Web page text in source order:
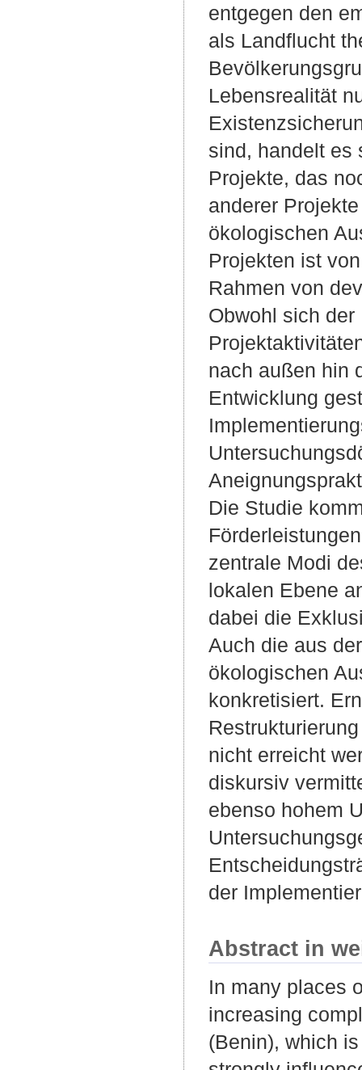
entgegen den
als Landflucht
Lebensrealität
sind, handelt es
Projekte, das
anderer
ökologischen
Projekten ist
Rahmen von
Obwohl sich
nach außen hin
Entwicklung
Die Studie
zentrale Modi
lokalen Ebene
dabei die
Auch die aus
ökologischen
konkretisiert.
nicht erreicht
diskursiv
ebenso hohem
der
Abstract in
In many places
increasing
(Benin), which